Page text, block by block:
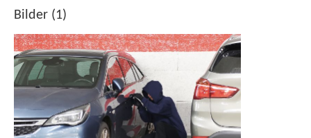
Bilder (1)